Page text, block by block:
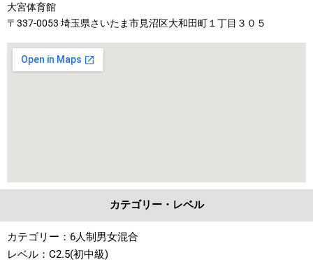
大宮体育館
〒337-0053 埼玉県さいたま市見沼区大和田町１丁目３０５
カテゴリー・レベル
カテゴリー：6人制男女混合
レベル：C2.5(初中級)